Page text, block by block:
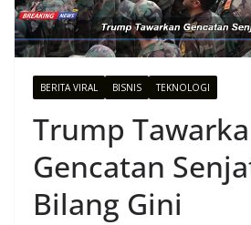
BERITA VIRAL BISNIS TEKNOLOGI
Trump
Gencatan
Bilang Gini